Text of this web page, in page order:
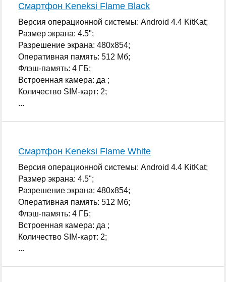
Смартфон Keneksi Flame Black
Версия операционной системы: Android 4.4 KitKat;
Размер экрана: 4.5";
Разрешение экрана: 480x854;
Оперативная память: 512 Мб;
Флэш-память: 4 ГБ;
Встроенная камера: да ;
Количество SIM-карт: 2;
...
Смартфон Keneksi Flame White
Версия операционной системы: Android 4.4 KitKat;
Размер экрана: 4.5";
Разрешение экрана: 480x854;
Оперативная память: 512 Мб;
Флэш-память: 4 ГБ;
Встроенная камера: да ;
Количество SIM-карт: 2;
...